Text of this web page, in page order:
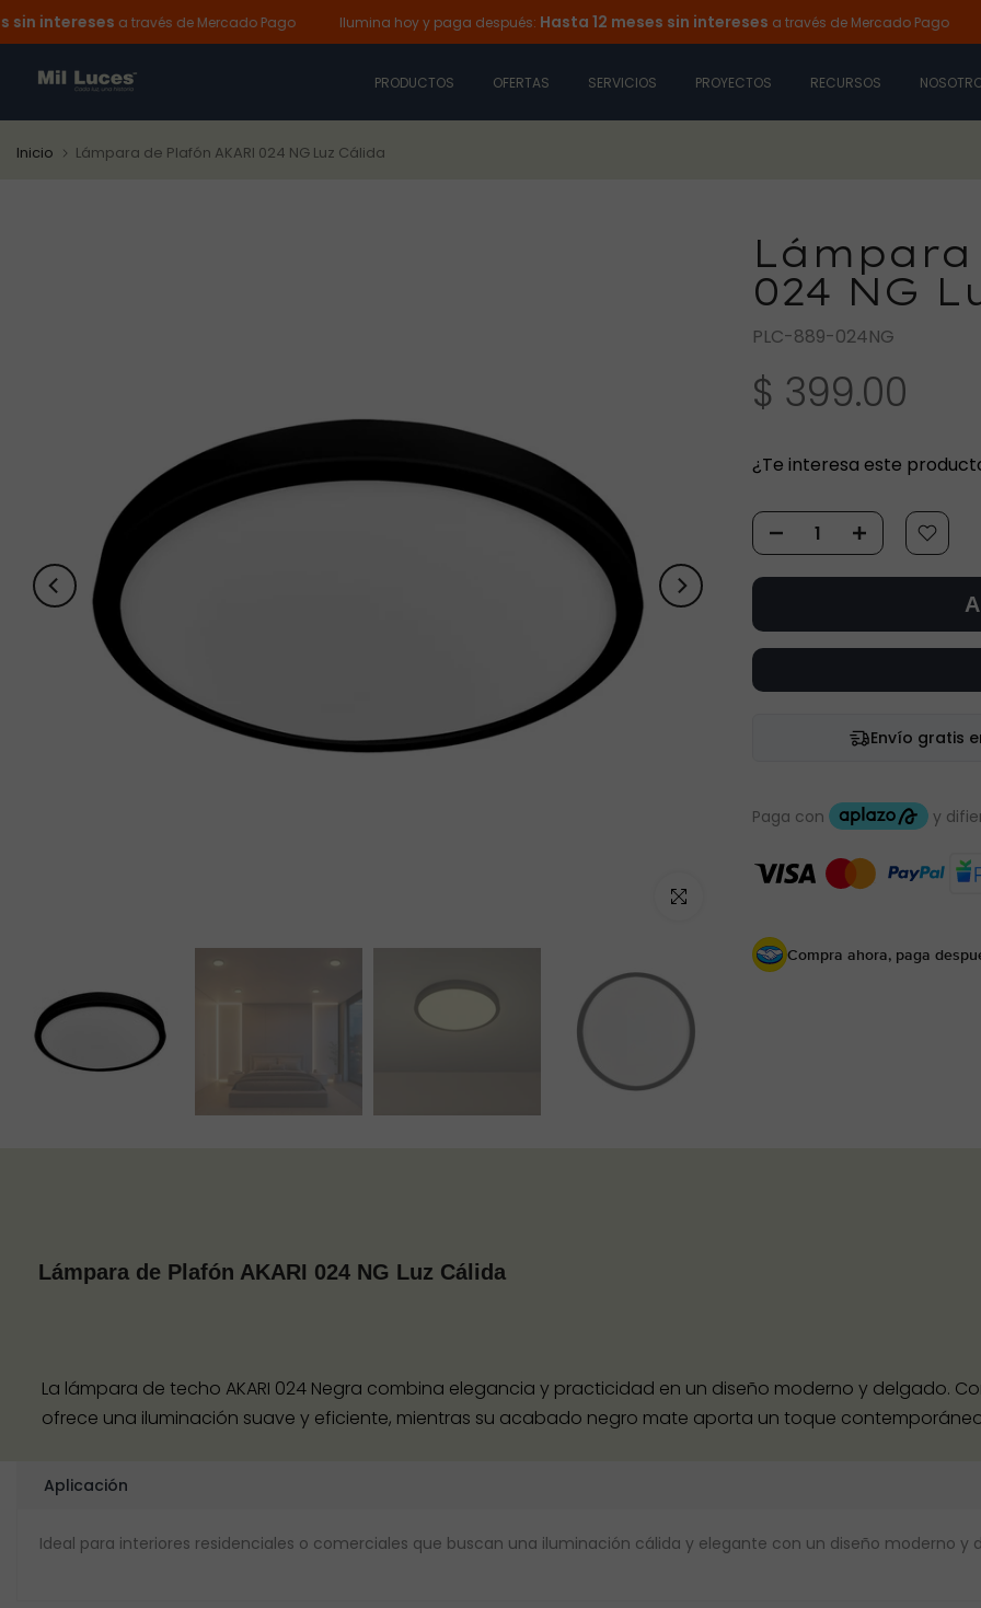
Ir
al
contenido
a través de Mercado Pago Ilumina hoy y paga después:Hasta 12 meses sin interesesa través de Mercado Pago
PRODUCTOS OFERTAS SERVICIOS PROYECTOS RECURSOS
Inicio Lámpara de Plafón AKARI 024 NG Luz Cálida
Haz clic para ampliar
024 NG
PLC-889-024NG
$ 399.00
¿Te interesa este
Envío gratis
Compra ahora, paga
Lámpara de Plafón AKARI 024 NG Luz Cálida
La lámpara de techo AKARI 024 Negra combina elegancia y practicidad en un diseño moderno y delgado.
ofrece una iluminación suave y eficiente, mientras su acabado negro mate aporta un toque
Aplicación
Ideal para interiores residenciales o comerciales que buscan una iluminación cálida y elegante con un diseño moderno y